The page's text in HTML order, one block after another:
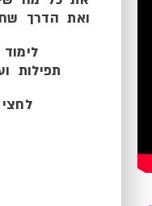
ואת הדרך
תפילות